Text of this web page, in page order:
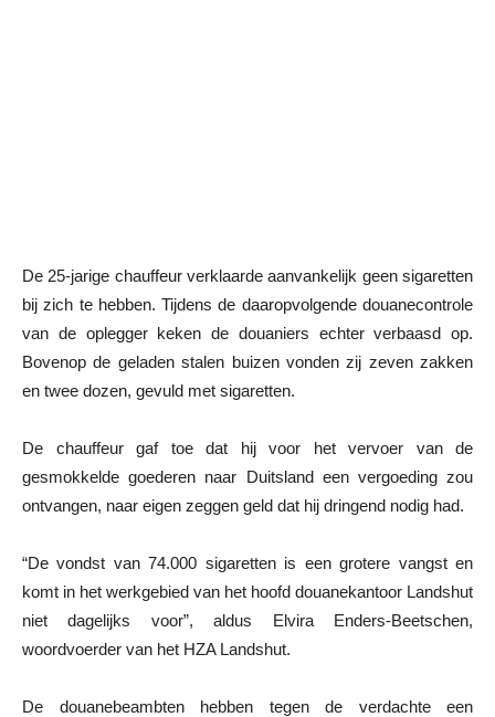
De 25-jarige chauffeur verklaarde aanvankelijk geen sigaretten
bij zich te hebben. Tijdens de daaropvolgende douanecontrole
van de oplegger keken de douaniers echter verbaasd op.
Bovenop de geladen stalen buizen vonden zij zeven zakken
en twee dozen, gevuld met sigaretten.
De chauffeur gaf toe dat hij voor het vervoer van de
gesmokkelde goederen naar Duitsland een vergoeding zou
ontvangen, naar eigen zeggen geld dat hij dringend nodig had.
“De vondst van 74.000 sigaretten is een grotere vangst en
komt in het werkgebied van het hoofd douanekantoor Landshut
niet dagelijks voor”, aldus Elvira Enders-Beetschen,
woordvoerder van het HZA Landshut.
De douanebeambten hebben tegen de verdachte een